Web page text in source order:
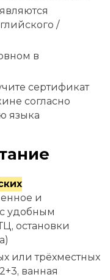
/
в
сертификат
согласно
языка
и
удобным
остановки
или трёхместных
ванная